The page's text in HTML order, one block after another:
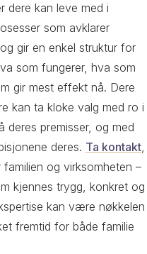
dere kan leve med i
som avklarer
gir en enkel struktur for
som fungerer, hva som
gir mest effekt nå. Dere
kan ta kloke valg med ro i
deres premisser, og med
deres. Ta kontakt,
og virksomheten –
kjennes trygg, konkret og
kan være nøkkelen
fremtid for både familie